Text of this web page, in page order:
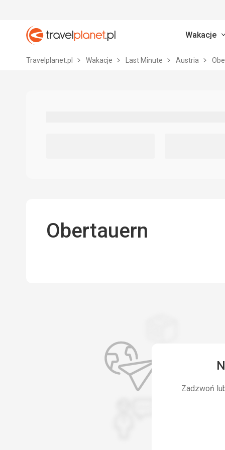
Travelplanet.pl
Wakacje
Travelplanet.pl Wakacje Last Minute Austria
Obertauern
Zadzwoń